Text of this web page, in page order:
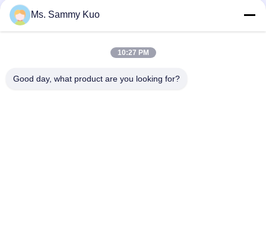
2025 Nieuwe aankomst Kleine oppervlakte waterloze diffuser
Desktop elektrische geur diffuser lichtgewicht stille aroma
diffuser
Van de de Ventilator130ml Lucht van Rechargable van de
koude Luchttechnologie van de het Aromaverspreider de
Ms. Sammy Kuo
10:27 PM
Good day, what product are you looking for?